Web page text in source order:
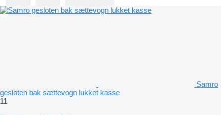
Samro
gesloten bak sættevogn lukket kasse
11